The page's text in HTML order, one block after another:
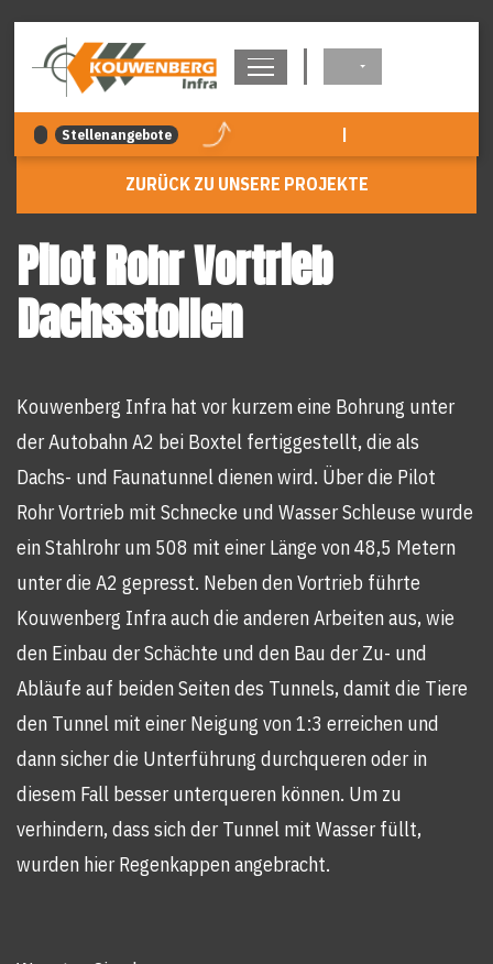
Stellenangebote |
ZURÜCK ZU UNSERE PROJEKTE
Pilot Rohr Vortrieb
Dachsstollen
Kouwenberg Infra hat vor kurzem eine Bohrung unter
der Autobahn A2 bei Boxtel fertiggestellt, die als
Dachs- und Faunatunnel dienen wird. Über die Pilot
Rohr Vortrieb mit Schnecke und Wasser Schleuse wurde
ein Stahlrohr um 508 mit einer Länge von 48,5 Metern
unter die A2 gepresst. Neben den Vortrieb führte
Kouwenberg Infra auch die anderen Arbeiten aus, wie
den Einbau der Schächte und den Bau der Zu- und
Abläufe auf beiden Seiten des Tunnels, damit die Tiere
den Tunnel mit einer Neigung von 1:3 erreichen und
dann sicher die Unterführung durchqueren oder in
diesem Fall besser unterqueren können. Um zu
verhindern, dass sich der Tunnel mit Wasser füllt,
wurden hier Regenkappen angebracht.